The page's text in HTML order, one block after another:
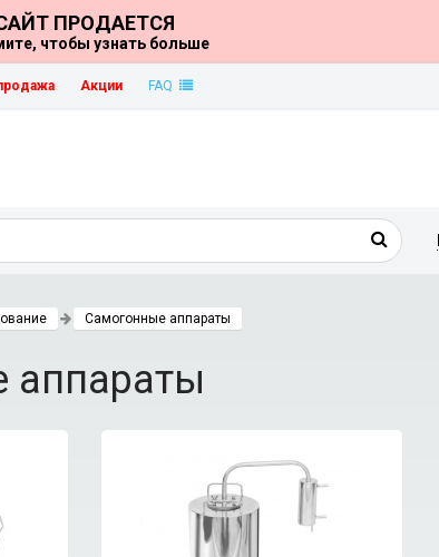
ПРОДАЕТСЯ
чтобы узнать больше
Акции FAQ
Самогонные аппараты
аппараты